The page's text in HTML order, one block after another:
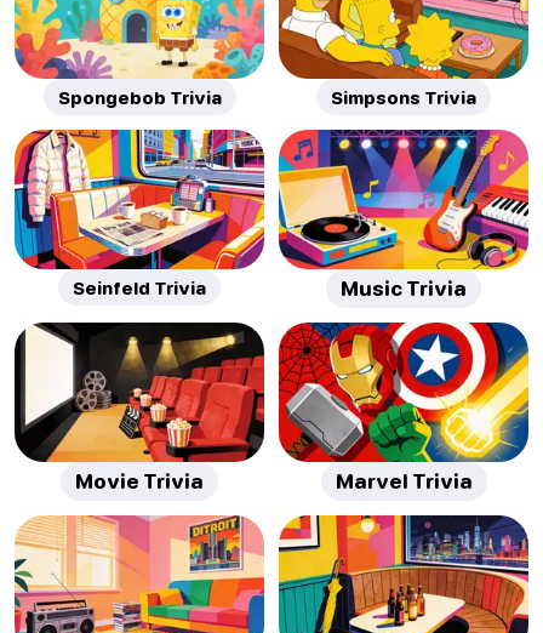
Spongebob Trivia Simpsons Trivia
Seinfeld Trivia Music Trivia
Movie Trivia Marvel Trivia